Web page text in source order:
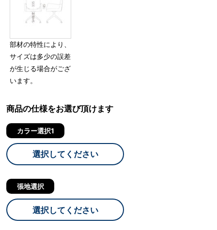
部材の特性により、
サイズは多少の誤差
が生じる場合がござ
います。
商品の仕様をお選び頂けます
カラー選択1
選択してください
張地選択
選択してください